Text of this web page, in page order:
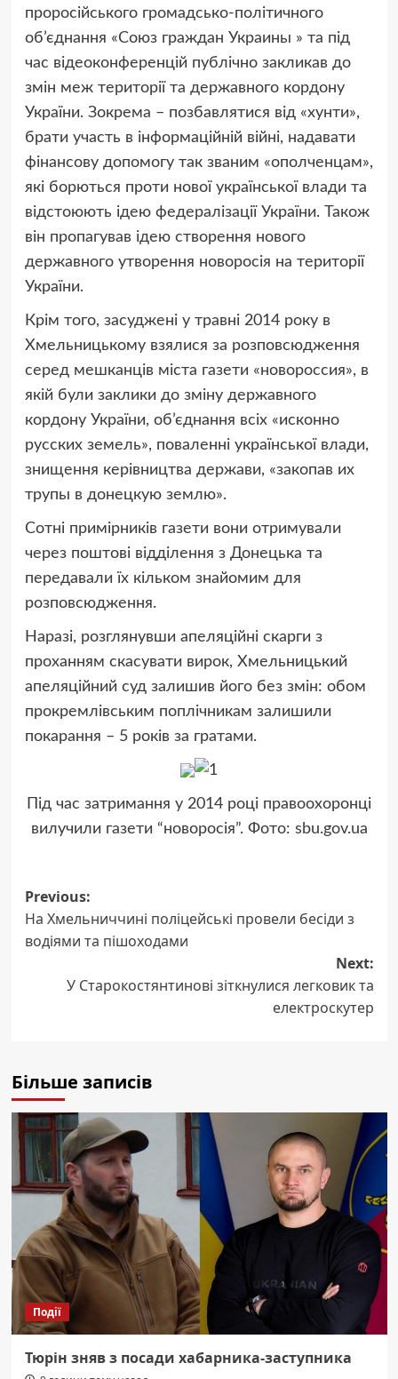
проросійського громадсько-політичного
об’єднання «Союз граждан Украины » та під
час відеоконференцій публічно закликав до
змін меж території та державного кордону
України. Зокрема – позбавлятися від «хунти»,
брати участь в інформаційній війні, надавати
фінансову допомогу так званим «ополченцам»,
які борються проти нової української влади та
відстоюють ідею федералізації України. Також
він пропагував ідею створення нового
державного утворення новоросія на території
України.
Крім того, засуджені у травні 2014 року в
Хмельницькому взялися за розповсюдження
серед мешканців міста газети «новороссия», в
якій були заклики до зміну державного
кордону України, об’єднання всіх «исконно
русских земель», поваленні української влади,
знищення керівництва держави, «закопав их
трупы в донецкую землю».
Сотні примірників газети вони отримували
через поштові відділення з Донецька та
передавали їх кільком знайомим для
розповсюдження.
Наразі, розглянувши апеляційні скарги з
проханням скасувати вирок, Хмельницький
апеляційний суд залишив його без змін: обом
прокремлівським поплічникам залишили
покарання – 5 років за гратами.
Під час затримання у 2014 році правоохоронці
вилучили газети “новоросія”. Фото: sbu.gov.ua
Post
navigation
Previous:
На Хмельниччині поліцейські провели бесіди з
водіями та пішоходами
Next:
У Старокостянтинові зіткнулися легковик та
електроскутер
Більше записів
Події
Тюрін зняв з посади хабарника-заступника